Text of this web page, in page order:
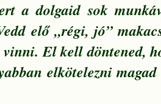
a dolgaid sok
elő „régi, jó”
vinni. El kell döntened,
elkötelezni